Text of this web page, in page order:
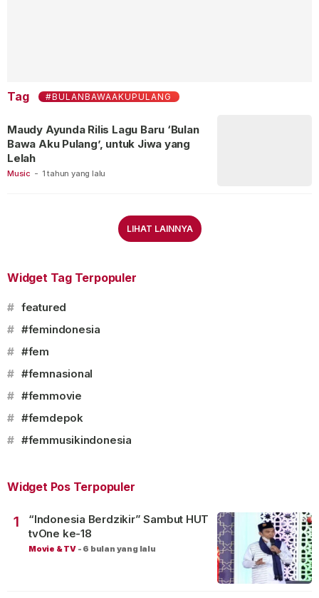
Tag #BULANBAWAAKUPULANG
Music - 1 tahun yang lalu
Maudy Ayunda Rilis Lagu Baru ‘Bulan
Bawa Aku Pulang’, untuk Jiwa yang
Lelah
LIHAT LAINNYA
Widget Tag Terpopuler
# featured
# #femindonesia
# #fem
# #femnasional
# #femmovie
# #femdepok
# #femmusikindonesia
Widget Pos Terpopuler
1
“Indonesia Berdzikir” Sambut HUT
tvOne ke-18
Movie & TV - 6 bulan yang lalu